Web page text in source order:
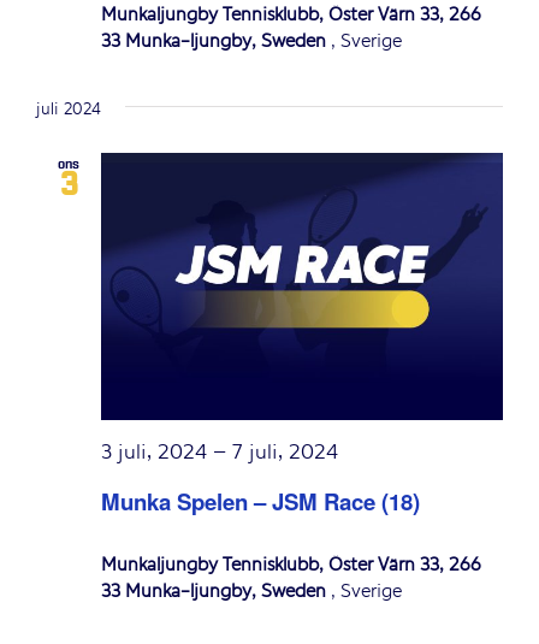
Munkaljungby Tennisklubb, Öster Värn 33, 266
33 Munka-ljungby, Sweden , Sverige
juli 2024
ons
3
Munka Spelen – JSM Race (18)
3 juli, 2024 – 7 juli, 2024
Munkaljungby Tennisklubb, Öster Värn 33, 266
33 Munka-ljungby, Sweden , Sverige